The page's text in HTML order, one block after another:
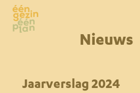
Nieuws
Jaarverslag 2024